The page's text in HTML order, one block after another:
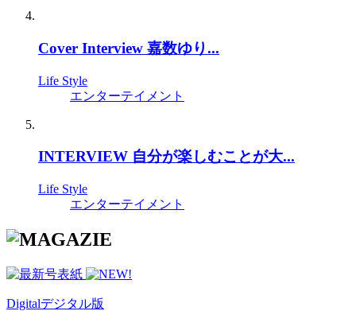
Cover Interview 嘉数ゆり...
Life Style
エンターテイメント
INTERVIEW 自分が楽しむことが大...
Life Style
エンターテイメント
Digitalデジタル版